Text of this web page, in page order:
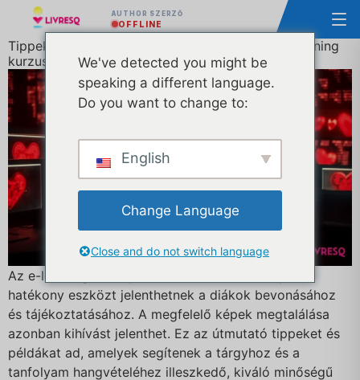
AUTHOR SZERZŐ
OFFLINE
Tippek a legjobb képek megtalálásához az e-Learning
kurzushoz
Az e-learning tanfolyam létrehozásakor a képek
hatékony eszközt jelenthetnek a diákok bevonásához
és tájékoztatásához. A megfelelő képek megtalálása
azonban kihívást jelenthet. Ez az útmutató tippeket és
példákat ad, amelyek segítenek a tárgyhoz és a
tanfolyam hangvételéhez illeszkedő, kiváló minőségű
We've detected you might be
speaking a different language.
Do you want to change to:
English
Change Language
Close and do not switch language